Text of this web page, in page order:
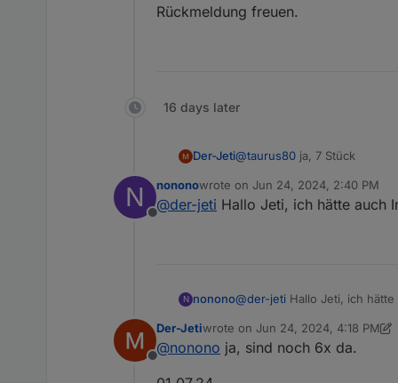
Rückmeldung freuen.
16 days later
Der-Jeti@taurus80 ja, 7 Stück
N
Offline
nononowrote on Jun 24, 2024, 2:40 PM
last edited by
@der-jeti Hallo Jeti, ich hätte auch
N nonono@der-jeti Hallo Jeti, ich
Offline
Der-Jetiwrote on Jun 24, 2024, 4:18 PM
last edited by Der-JetiJul 1, 2024,
@nonono ja, sind noch 6x da.